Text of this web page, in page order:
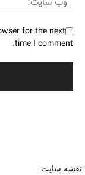
for the next
time I comment.
نقشه سایت